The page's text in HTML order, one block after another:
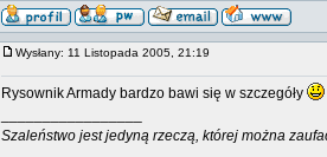
Wysłany: 11 Listopada 2005, 21:19
Rysownik Armady bardzo bawi się w szczegóły
Szaleństwo jest jedyną rzeczą, której można